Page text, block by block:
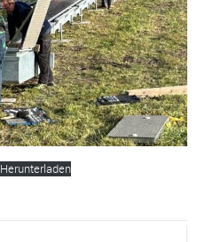
Herunterladen